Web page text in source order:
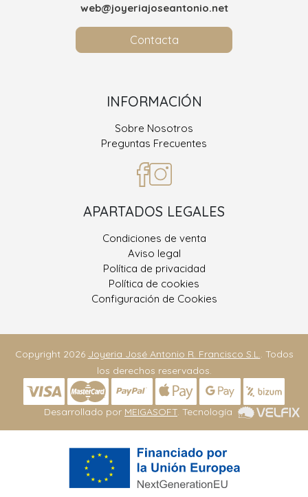
web@joyeriajoseantonio.net
Contacta
INFORMACIÓN
Sobre Nosotros
Preguntas Frecuentes
APARTADOS LEGALES
Condiciones de venta
Aviso legal
Política de privacidad
Política de cookies
Configuración de Cookies
Copyright 2026 Joyeria José Antonio R. Francisco S.L.. Todos
los derechos reservados.
Desarrollado por MEIGASOFT . Tecnología